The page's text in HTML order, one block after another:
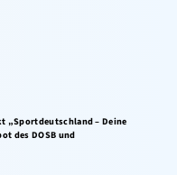
„Sportdeutschland – Deine
des DOSB und